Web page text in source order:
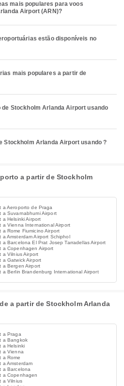
mais populares para voos
Airport (ARN)?
estão disponíveis no
mais populares a partir de
Stockholm Arlanda Airport usando
Stockholm Arlanda Airport usando ?
a partir de Stockholm
a Aeroporto de Praga
a Suvarnabhumi Airport
a Helsinki Airport
a Vienna International Airport
a Rome Fiumicino Airport
a Amsterdam Airport Schiphol
a Barcelona El Prat Josep Tarradellas Airport
a Copenhagen Airport
a Vilnius Airport
a Gatwick Airport
a Bergen Airport
a Berlin Brandenburg International Airport
a partir de Stockholm Arlanda
a Praga
a Bangkok
a Helsinki
a Vienna
a Rome
a Amsterdam
a Barcelona
a Copenhagen
a Vilnius